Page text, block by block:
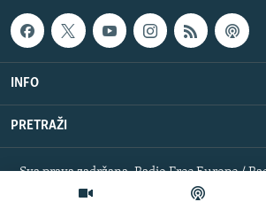
INFO
PRETRAŽI
Sva prava zadržana. Radio Free Europe /
RFE/RL, Inc.